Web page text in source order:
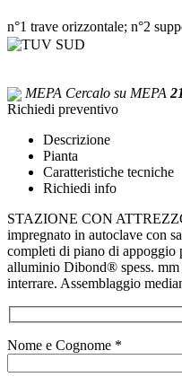
n°1 trave orizzontale; n°2
MEPA Cercalo su MEPA
Richiedi preventivo
Descrizione
Pianta
Caratteristiche tecniche
Richiedi info
STAZIONE CON
impregnato in autoclave con
completi di piano di appoggio
alluminio Dibond® spess. mm
interrare. Assemblaggio
Nome e Cognome *